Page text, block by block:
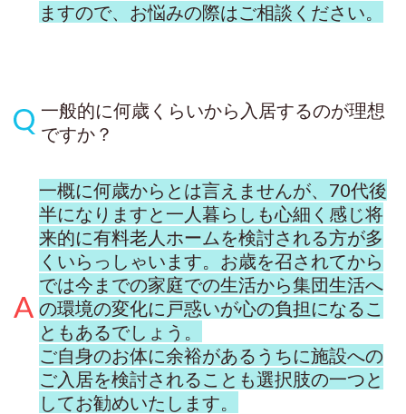
ますので、お悩みの際はご相談ください。
一般的に何歳くらいから入居するのが理想
ですか？
一概に何歳からとは言えませんが、70代後
半になりますと一人暮らしも心細く感じ将
来的に有料老人ホームを検討される方が多
くいらっしゃいます。お歳を召されてから
では今までの家庭での生活から集団生活へ
の環境の変化に戸惑いが心の負担になるこ
ともあるでしょう。
ご自身のお体に余裕があるうちに施設への
ご入居を検討されることも選択肢の一つと
してお勧めいたします。